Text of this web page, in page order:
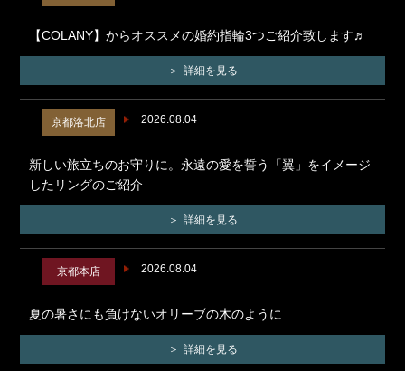
【COLANY】からオススメの婚約指輪3つご紹介致します♬
詳細を見る
2026.08.04
京都洛北店
新しい旅立ちのお守りに。永遠の愛を誓う「翼」をイメージ
したリングのご紹介
詳細を見る
2026.08.04
京都本店
夏の暑さにも負けないオリーブの木のように
詳細を見る